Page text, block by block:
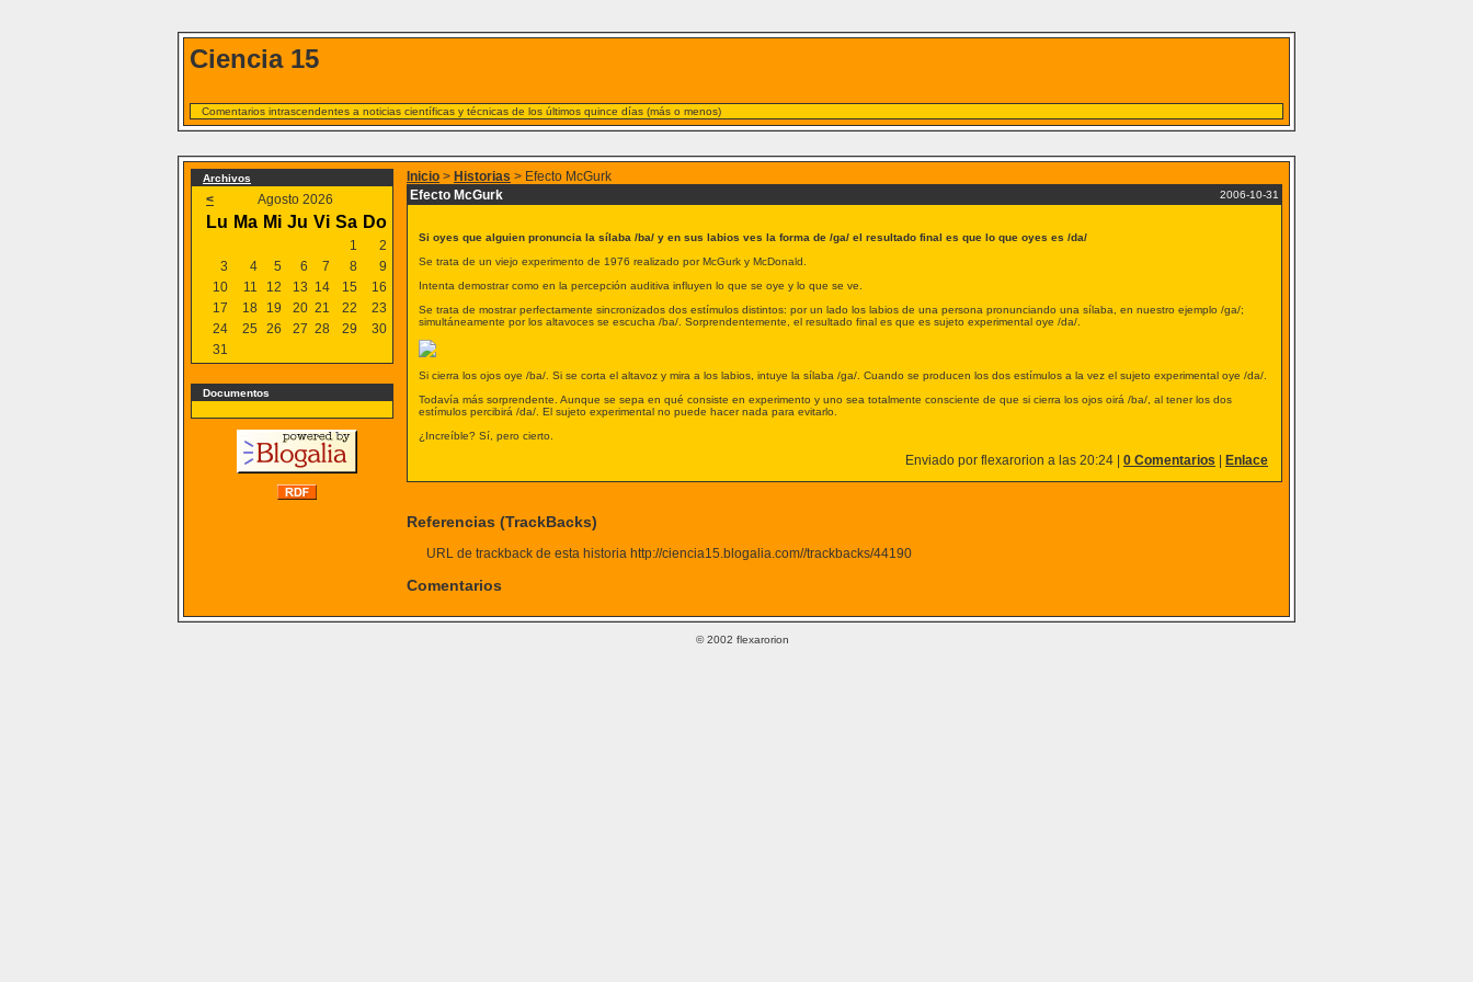
Ciencia 15
Comentarios intrascendentes a noticias científicas y técnicas de los últimos quince días (más o menos)
Archivos
< Agosto 2026
Lu Ma Mi Ju Vi Sa Do
1
2
3
4 5 6 7 8
9
10
11 12 13 14 15
16
17
18 19 20 21 22
23
24
25 26 27 28 29
30
31
Documentos
Inicio > Historias > Efecto McGurk
Efecto McGurk
2006-10-31
Si oyes que alguien pronuncia la sílaba /ba/ y en sus labios ves la forma de /ga/ el resultado final es que lo que oyes es /da/
Se trata de un viejo experimento de 1976 realizado por McGurk y McDonald.
Intenta demostrar como en la percepción auditiva influyen lo que se oye y lo que se ve.
Se trata de mostrar perfectamente sincronizados dos estímulos distintos: por un lado los labios de una persona pronunciando una sílaba, en nuestro ejemplo /ga/;
simultáneamente por los altavoces se escucha /ba/. Sorprendentemente, el resultado final es que es sujeto experimental oye /da/.
Si cierra los ojos oye /ba/. Si se corta el altavoz y mira a los labios, intuye la sílaba /ga/. Cuando se producen los dos estímulos a la vez el sujeto experimental oye /da/.
Todavía más sorprendente. Aunque se sepa en qué consiste en experimento y uno sea totalmente consciente de que si cierra los ojos oirá /ba/, al tener los dos
estímulos percibirá /da/. El sujeto experimental no puede hacer nada para evitarlo.
¿Increíble? Sí, pero cierto.
Enviado por flexarorion a las 20:24 | 0 Comentarios Enlace
Referencias (TrackBacks)
URL de trackback de esta historia http://ciencia15.blogalia.com//trackbacks/44190
Comentarios
© 2002 flexarorion